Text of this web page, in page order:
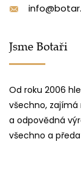
Jsme Botaři
Od roku 2006
všechno,
a odpovědná
všechno a